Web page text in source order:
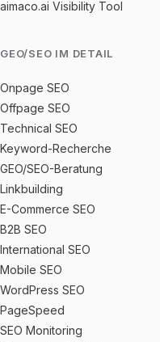
aimaco.ai Visibility Tool
GEO/SEO IM DETAIL
Onpage SEO
Offpage SEO
Technical SEO
Keyword-Recherche
GEO/SEO-Beratung
Linkbuilding
E-Commerce SEO
B2B SEO
International SEO
Mobile SEO
WordPress SEO
PageSpeed
SEO Monitoring